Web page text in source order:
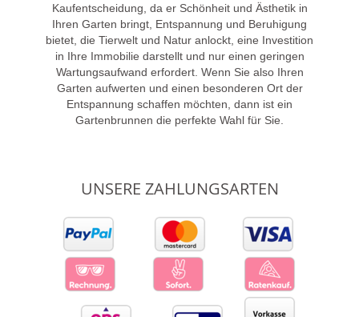
Kaufentscheidung, da er Schönheit und Ästhetik in
Ihren Garten bringt, Entspannung und Beruhigung
bietet, die Tierwelt und Natur anlockt, eine Investition
in Ihre Immobilie darstellt und nur einen geringen
Wartungsaufwand erfordert. Wenn Sie also Ihren
Garten aufwerten und einen besonderen Ort der
Entspannung schaffen möchten, dann ist ein
Gartenbrunnen die perfekte Wahl für Sie.
UNSERE ZAHLUNGSARTEN